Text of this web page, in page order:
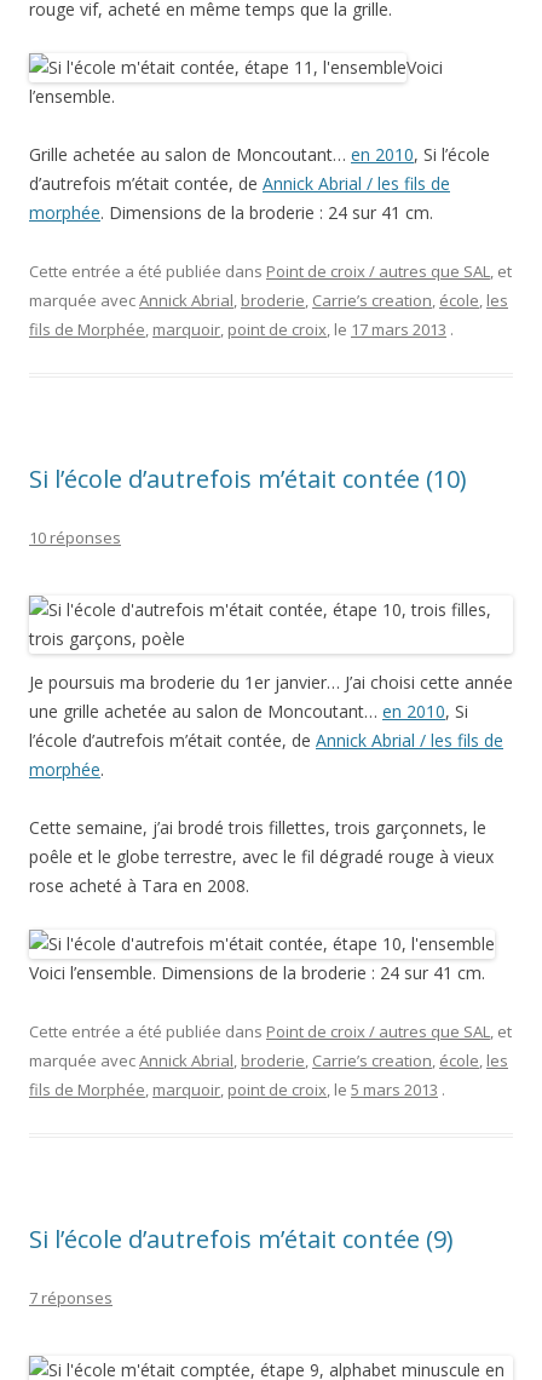
rouge vif, acheté en même temps que la grille.
Voici
l’ensemble.
Grille achetée au salon de Moncoutant… en 2010, Si l’école
d’autrefois m’était contée, de Annick Abrial / les fils de
morphée. Dimensions de la broderie : 24 sur 41 cm.
Cette entrée a été publiée dans Point de croix / autres que SAL, et
marquée avecAnnick Abrial, broderie, Carrie’s creation, école, les
fils de Morphée, marquoir, point de croix, le 17 mars 2013 .
Si l’école d’autrefois m’était contée (10)
10 réponses
Je poursuis ma broderie du 1er janvier… J’ai choisi cette année
une grille achetée au salon de Moncoutant… en 2010, Si
l’école d’autrefois m’était contée, de Annick Abrial / les fils de
morphée.
Cette semaine, j’ai brodé trois fillettes, trois garçonnets, le
poêle et le globe terrestre, avec le fil dégradé rouge à vieux
rose acheté à Tara en 2008.
Voici l’ensemble. Dimensions de la broderie : 24 sur 41 cm.
Cette entrée a été publiée dans Point de croix / autres que SAL, et
marquée avecAnnick Abrial, broderie, Carrie’s creation, école, les
fils de Morphée, marquoir, point de croix, le 5 mars 2013 .
Si l’école d’autrefois m’était contée (9)
7 réponses